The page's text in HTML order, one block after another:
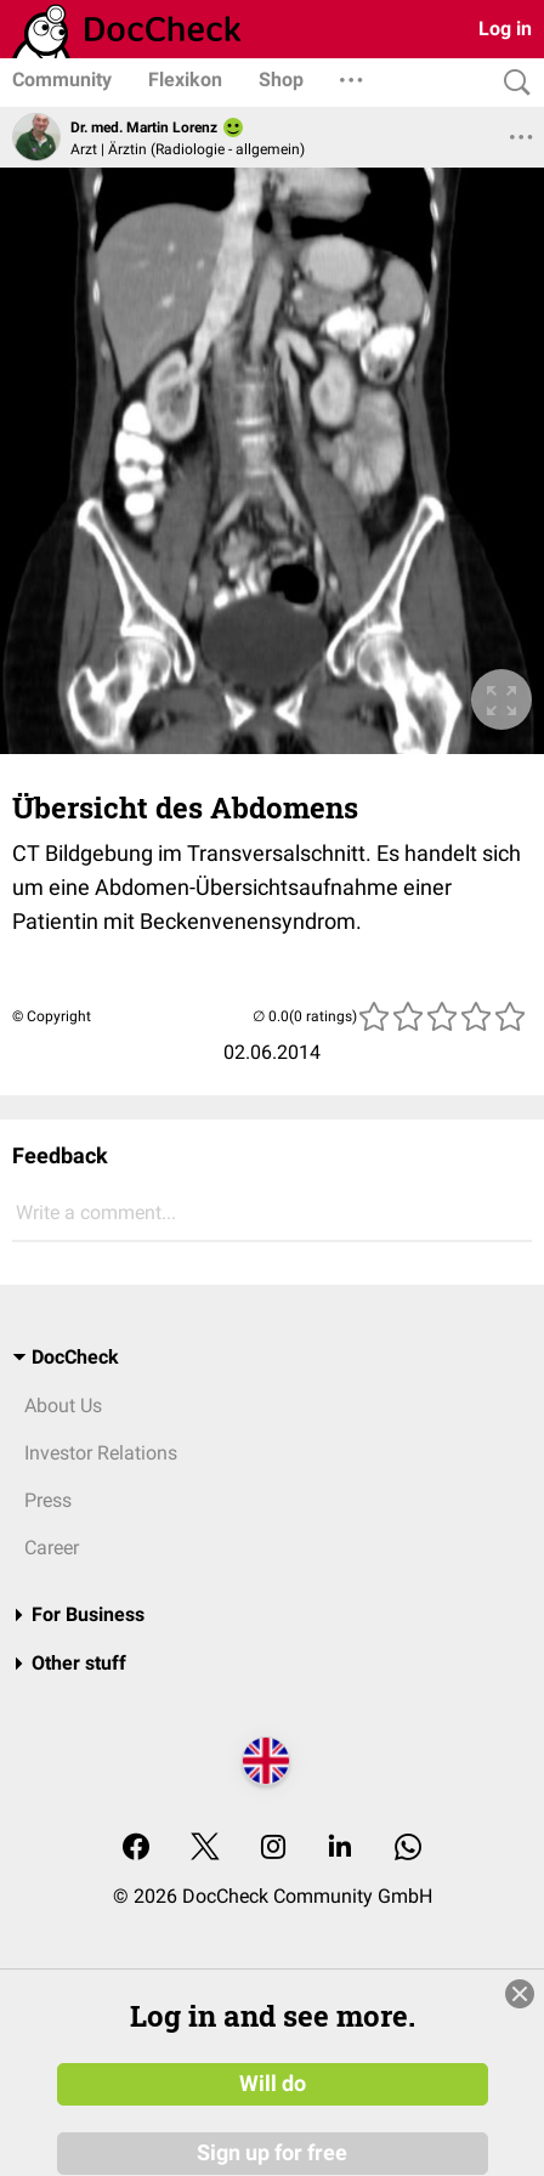
Log in
Community Flexikon Shop
Dr. med. Martin Lorenz
Arzt | Ärztin (Radiologie - allgemein)
Übersicht des Abdomens
CT Bildgebung im Transversalschnitt. Es handelt sich
um eine Abdomen-Übersichtsaufnahme einer
Patientin mit Beckenvenensyndrom.
© Copyright
02.06.2014
(0 ratings)
Feedback
Write a comment...
DocCheck
About Us
Investor Relations
Press
Career
For Business
Other stuff
© 2026 DocCheck Community GmbH
Log in and see more.
Will do
Sign up for free